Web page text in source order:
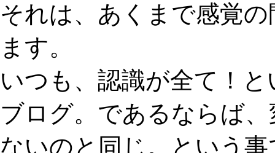
それは、あくまで感覚
ます。
いつも、認識が全て！
ブログ。であるならば
ないのと同じ。という